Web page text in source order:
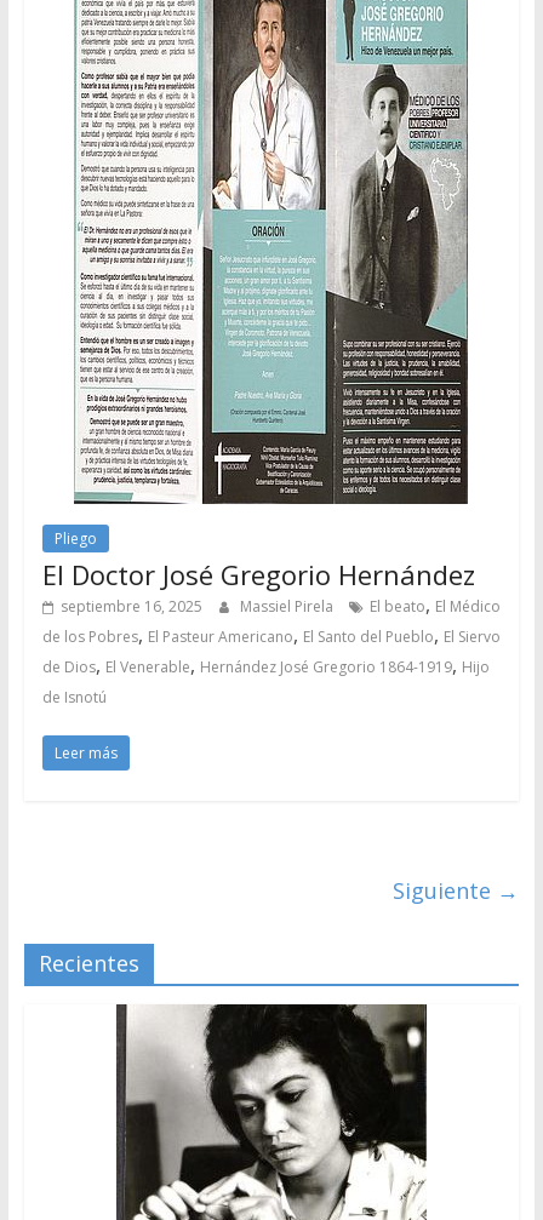
Pliego
El Doctor José Gregorio Hernández
septiembre 16, 2025 Massiel Pirela El beato, El Médico
de los Pobres, El Pasteur Americano, El Santo del Pueblo, El Siervo
de Dios, El Venerable, Hernández José Gregorio 1864-1919, Hijo
de Isnotú
Leer más
Siguiente →
Recientes